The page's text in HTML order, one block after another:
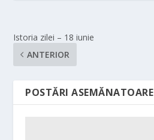
Istoria zilei – 18 iunie
ANTERIOR
POSTĂRI ASEMĂNATOARE